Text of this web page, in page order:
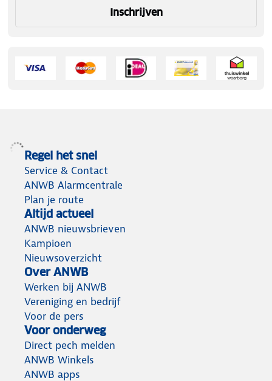
Inschrijven
Regel het snel
Service & Contact
ANWB Alarmcentrale
Plan je route
Altijd actueel
ANWB nieuwsbrieven
Kampioen
Nieuwsoverzicht
Over ANWB
Werken bij ANWB
Vereniging en bedrijf
Voor de pers
Voor onderweg
Direct pech melden
ANWB Winkels
ANWB apps